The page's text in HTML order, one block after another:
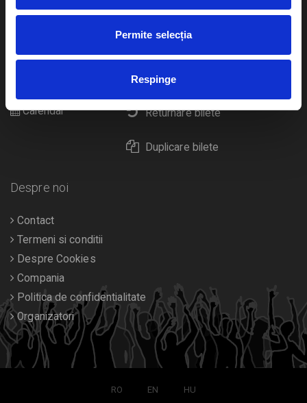
Permite selecția
Respinge
Plata online sau cash
eBilet printat acasa
Livrare prin curier
Returnare bilete
Duplicare bilete
festivaluri
Cultura
Calendar
Despre noi
Contact
Termeni si conditii
Despre Cookies
Compania
Politica de confidentialitate
Organizatori
RO EN HU